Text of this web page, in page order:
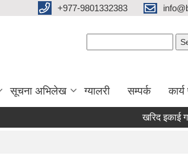
+977-9801332383
सूचना अभिलेख ग्यालरी सम्पर्क कार्य
खरिद इकाई गठन